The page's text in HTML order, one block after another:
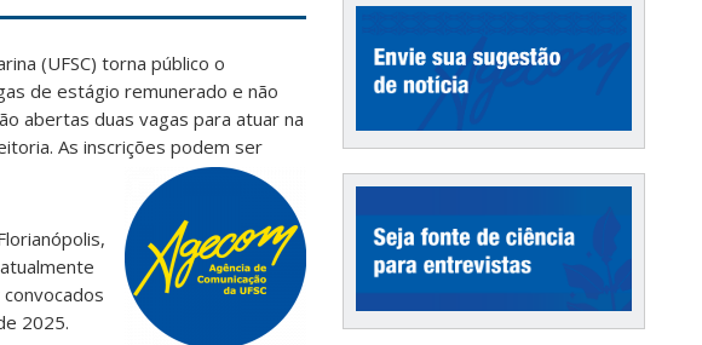
(UFSC) torna público o
de estágio remunerado e não
abertas duas vagas para atuar na
. As inscrições podem ser
2025.